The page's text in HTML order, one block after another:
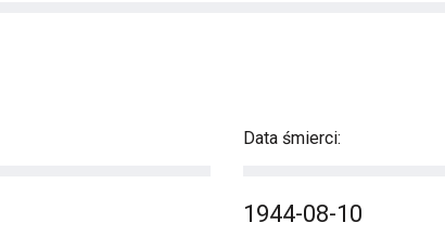
Data śmierci:
1944-08-10